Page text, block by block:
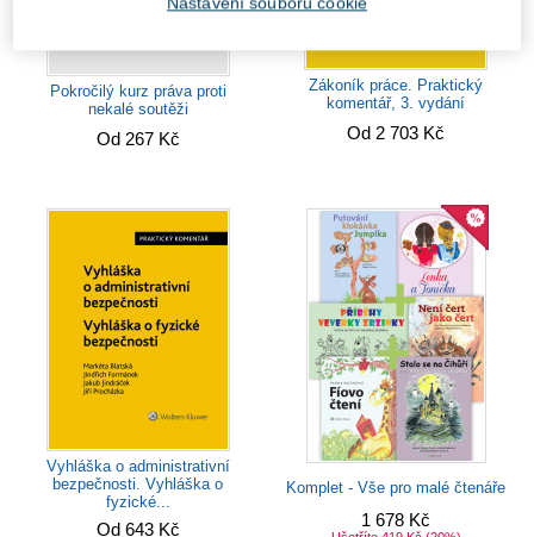
Pokročilý kurz práva proti
nekalé soutěži
Od 267 Kč
Zákoník práce. Praktický
komentář, 3. vydání
Od 2 703 Kč
Vyhláška o administrativní
bezpečnosti. Vyhláška o
fyzické...
Od 643 Kč
Komplet - Vše pro malé čtenáře
1 678 Kč